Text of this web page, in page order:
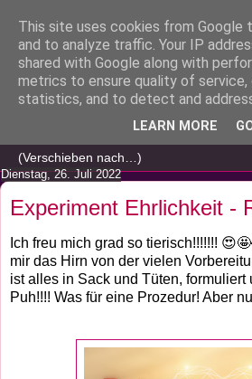
Dienstag, 26. Juli 2022
Experiment Ehrlichkeit -
Ich freu mich grad so tierisch!!!!!!!
mir das Hirn von der vielen
ist alles in Sack und Tüten, formuliert
Puh!!!! Was für eine Prozedur! Aber
This site uses cookies from Google
and to analyze traffic. Your IP
shared with Google along with
metrics to ensure quality of service,
statistics, and to detect and
LEARN MORE